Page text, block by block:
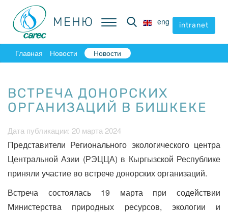
МЕНЮ eng intranet
МЕНЮ eng intranet
Главная Новости Новости
ВСТРЕЧА ДОНОРСКИХ
ОРГАНИЗАЦИЙ В БИШКЕКЕ
Дата публикации: 20 марта 2024
Представители Регионального экологического центра
Центральной Азии (РЭЦЦА) в Кыргызской Республике
приняли участие во встрече донорских организаций.
Встреча состоялась 19 марта при содействии
Министерства природных ресурсов, экологии и